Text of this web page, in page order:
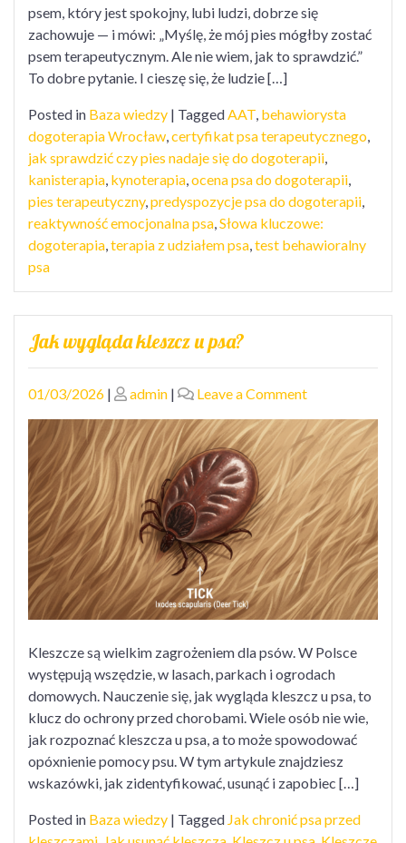
pies
nadaje
się
psem, który jest spokojny, lubi ludzi, dobrze się
zachowuje — i mówi: „Myślę, że mój pies mógłby zostać
psem terapeutycznym. Ale nie wiem, jak to sprawdzić.”
To dobre pytanie. I cieszę się, że ludzie […]
Posted in Baza wiedzy | TaggedAAT, behawiorysta
dogoterapia Wrocław,certyfikat psa terapeutycznego,
jak sprawdzić czy pies nadaje się do dogoterapii,
kanisterapia, kynoterapia,ocena psa do dogoterapii,
pies terapeutyczny,predyspozycje psa do dogoterapii,
reaktywność emocjonalna psa,Słowa kluczowe:
dogoterapia,terapia z udziałem psa,test behawioralny
psa
Jak wygląda kleszcz u psa?
Posted
01/03/2026 | Posted
admin | Leave a Commenton
wygląda
kleszcz
u
psa?
Kleszcze są wielkim zagrożeniem dla psów. W Polsce
występują wszędzie, w lasach, parkach i ogrodach
domowych. Nauczenie się, jak wygląda kleszcz u psa, to
klucz do ochrony przed chorobami. Wiele osób nie wie,
jak rozpoznać kleszcza u psa, a to może spowodować
opóxnienie pomocy psu. W tym artykule znajdziesz
wskazówki, jak zidentyfikować, usunąć i zapobiec […]
Posted in Baza wiedzy | Tagged Jak chronić psa przed